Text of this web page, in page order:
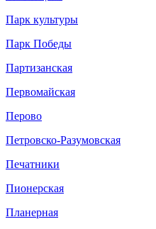
Парк культуры
Парк Победы
Партизанская
Первомайская
Перово
Петровско-Разумовская
Печатники
Пионерская
Планерная